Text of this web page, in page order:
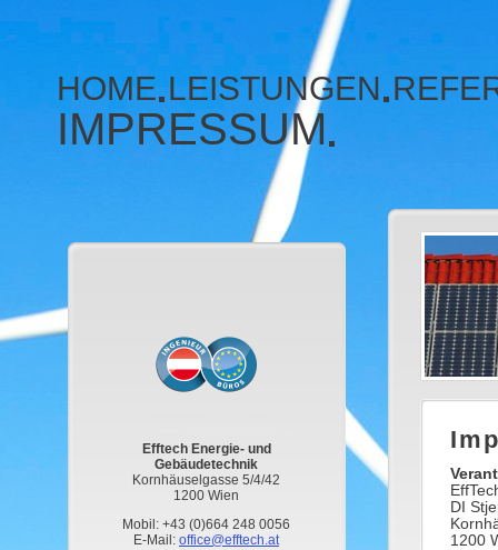
HOME LEISTUNGEN
IMPRESSUM
DI
1200
Efftech Energie- und
Gebäudetechnik
Kornhäuselgasse 5/4/42
1200 Wien
Mobil: +43 (0)664 248 0056
E-Mail: office@efftech.at